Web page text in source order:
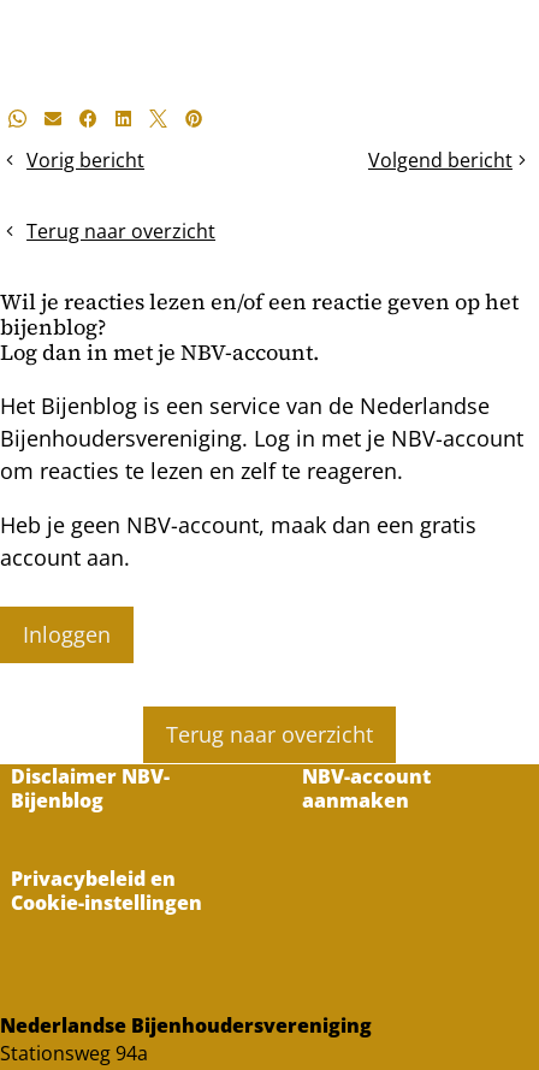
Deel
bericht
Whatsapp
E-mailFacebook
LinkedIn
X Pinterest
Vorig bericht
De
Volgend bericht
Uitbreiding
Terug naar overzicht
Wil je reacties lezen en/of een reactie geven op het
bijenblog?
Log dan in met je NBV-account.
Het Bijenblog is een service van de Nederlandse
Bijenhoudersvereniging. Log in met je NBV-account
om reacties te lezen en zelf te reageren.
Heb je geen NBV-account, maak dan een gratis
account aan.
Inloggen
Terug naar overzicht
Disclaimer NBV-
Bijenblog
NBV-account
aanmaken
Privacybeleid en
Cookie-instellingen
Nederlandse Bijenhoudersvereniging
Stationsweg 94a